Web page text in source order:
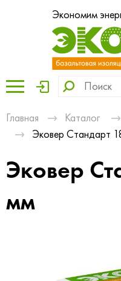
Экономим
Главная Каталог
Эковер Стандарт
Эковер
мм